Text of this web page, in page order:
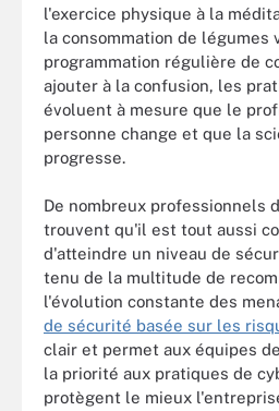
l'exercice physique à la
la consommation de
programmation régulière de
ajouter à la confusion, les
évoluent à mesure que le
personne change et que la
progresse.
De nombreux professionnels
trouvent qu'il est tout aussi
d'atteindre un niveau de
tenu de la multitude de
l'évolution constante des
de sécurité basée sur les
clair et permet aux équipes
la priorité aux pratiques de
protègent le mieux